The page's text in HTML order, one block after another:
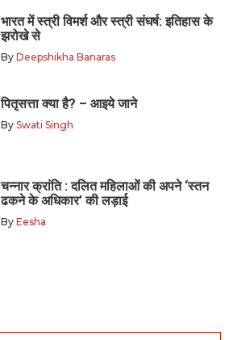
भारत में स्त्री विमर्श और स्त्री संघर्ष: इतिहास के
झरोखे से
By Deepshikha Banaras
पितृसत्ता क्या है? – आइये जाने
By Swati Singh
चन्नार क्रांति : दलित महिलाओं की अपने ‘स्तन
ढकने के अधिकार’ की लड़ाई
By Eesha